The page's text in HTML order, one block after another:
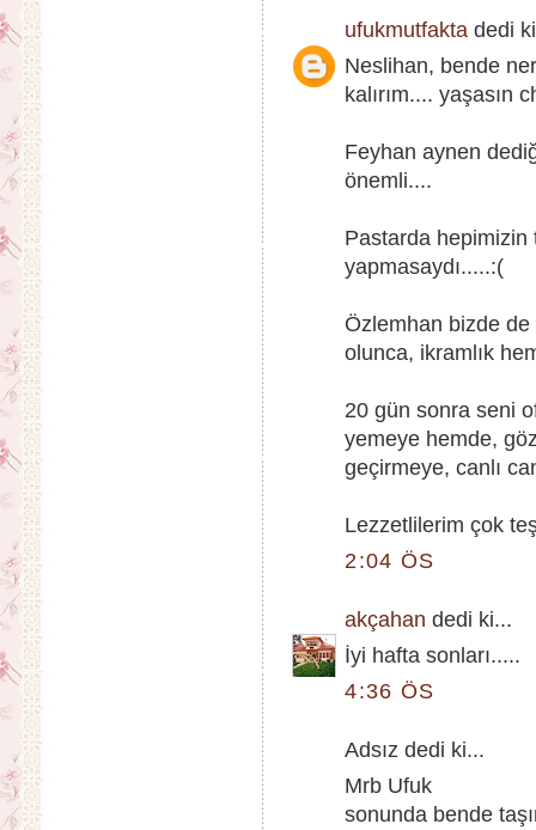
ufukmutfakta dedi
Neslihan, bende
kalırım.... yaşasın
Feyhan aynen
önemli....
Pastarda hepimizin
yapmasaydı.....:(
Özlemhan bizde
olunca, ikramlık
20 gün sonra seni
yemeye hemde,
geçirmeye, canlı
Lezzetlilerim çok
2:04 ÖS
akçahan dedi ki...
İyi hafta sonları.....
4:36 ÖS
Adsız dedi ki...
Mrb Ufuk
sonunda bende